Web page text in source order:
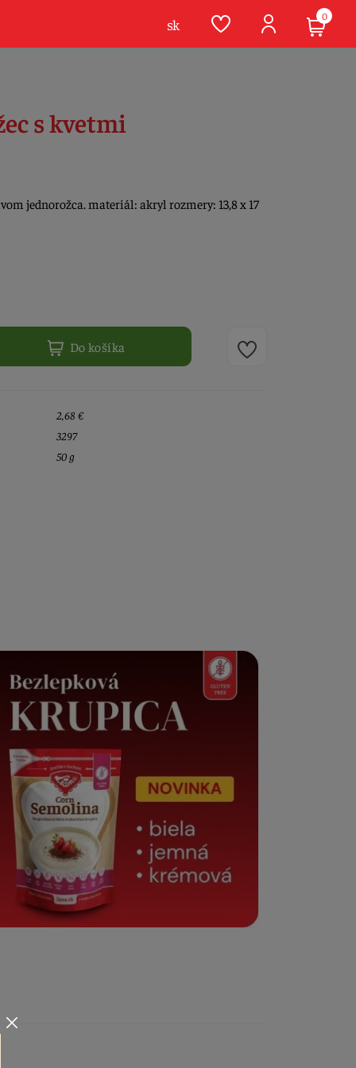
s kvetmi
jednorožca. materiál: akryl rozmery: 13,8 x 17
Do košíka
2,68 €
3297
50 g
sk 0